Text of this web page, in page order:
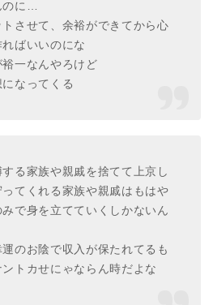
に…
させて、余裕ができてから心
ばいいのにな
一なんやろけど
なってくる
る家族や親戚を捨てて上京し
てくれる家族や親戚はもはや
で身を立てていくしかないん
のお陰で収入が保たれてるも
トカせにゃならん時だよな